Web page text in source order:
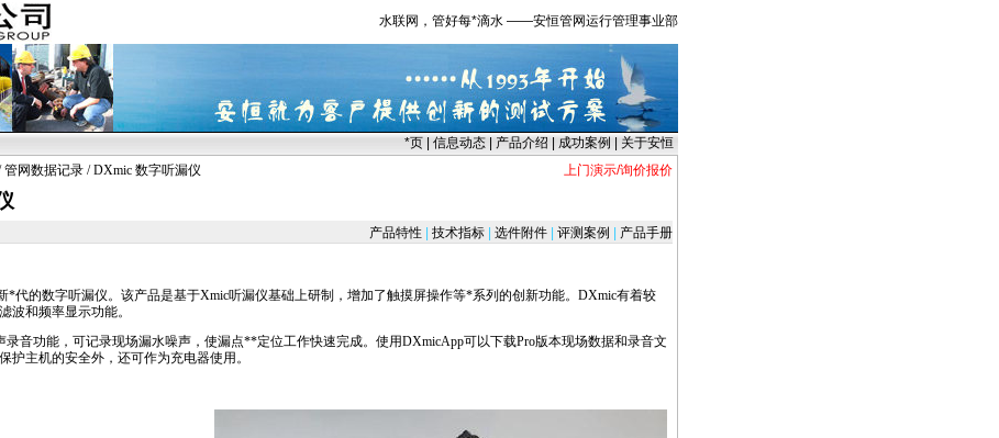
水联网，管好每*滴水 ——安恒管网运行管理事业部
*页 信息动态 产品介绍 成功案例
关于安恒
管网数据记录 / DXmic 数字听漏仪 上门演示/询价报价
产品特性 技术指标 选件附件 评测案例 产品手册
*代的数字听漏仪。该产品是基于Xmic听漏仪基础上研制，增加了触摸屏操作等*系列的创新功能。 DXmic有着较
波和频率显示功能。
录音功能，可记录现场漏水噪声，使漏点**定位工作快速完成。使用DXmicApp可以下载Pro版本现场数据和录音文
护主机的安全外，还可作为充电器使用。